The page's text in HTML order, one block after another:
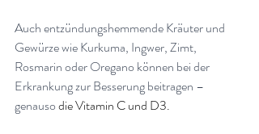
Auch entzündungshemmende Kräuter und
Gewürze wie Kurkuma, Ingwer, Zimt,
Rosmarin oder Oregano können bei der
Erkrankung zur Besserung beitragen –
genauso die Vitamin C und D3.